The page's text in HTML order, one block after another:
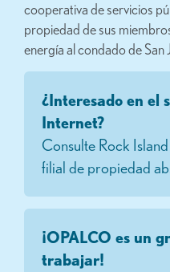
cooperativa de servicios
propiedad de sus
energía al condado de San
¿Interesado en el
Internet?
Consulte Rock
filial de propiedad
¡OPALCO es un
trabajar!